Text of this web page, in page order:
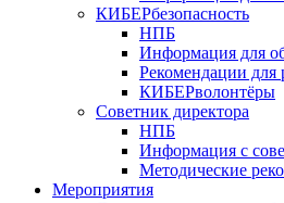
КИБЕРбезопасность
НПБ
Информация для
Рекомендации для
КИБЕРволонтёры
Советник директора
НПБ
Информация с
Методические
Мероприятия